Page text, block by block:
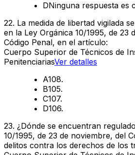
DNinguna respuesta es
22. La medida de libertad vigilada
en la Ley Orgánica 10/1995, de 23
Código Penal, en el artículo:
Cuerpo Superior de Técnicos de
PenitenciariasVer detalles
A108.
B105.
C107.
D106.
23. ¿Dónde se encuentran
10/1995, de 23 de noviembre, del
delitos contra los derechos de los